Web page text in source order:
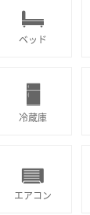
ベッド
冷蔵庫
エアコン